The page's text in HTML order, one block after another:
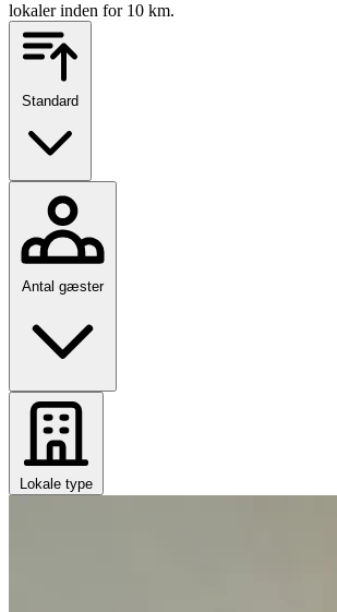
lokaler inden for 10 km.
Standard
Antal gæster
Lokale type